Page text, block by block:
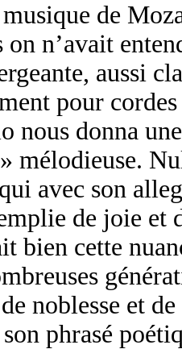
de
on n’avait
aussi
pour
nous donna
mélodieuse.
avec son
de joie et
bien cette
noblesse et
phrasé